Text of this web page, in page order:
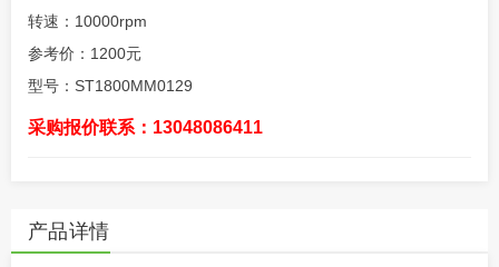
转速：10000rpm
参考价：1200元
型号：ST1800MM0129
采购报价联系：13048086411
产品详情